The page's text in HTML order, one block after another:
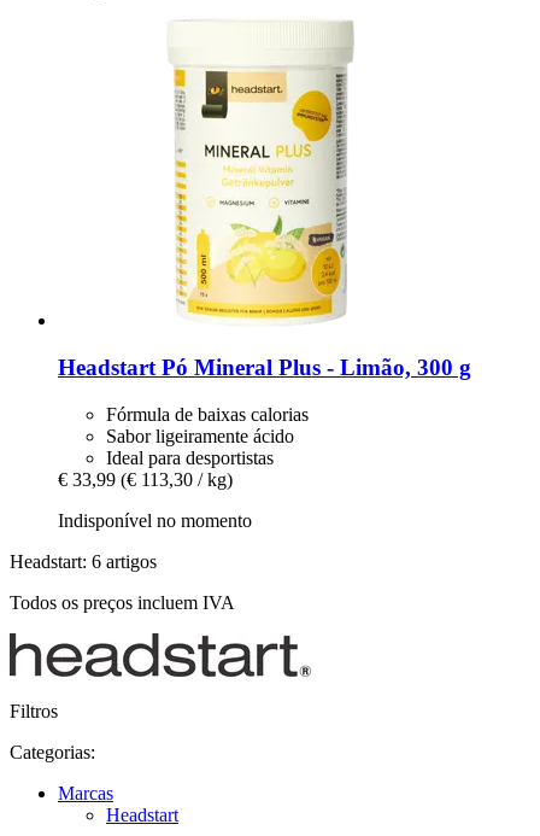
Headstart Pó Mineral Plus -​ Limão, 300 g
Fórmula de baixas calorias
Sabor ligeiramente ácido
Ideal para desportistas
€ 33,99 (€ 113,30 / kg)
Indisponível no momento
Headstart: 6 artigos
Todos os preços incluem IVA
Filtros
Categorias:
Marcas
Headstart